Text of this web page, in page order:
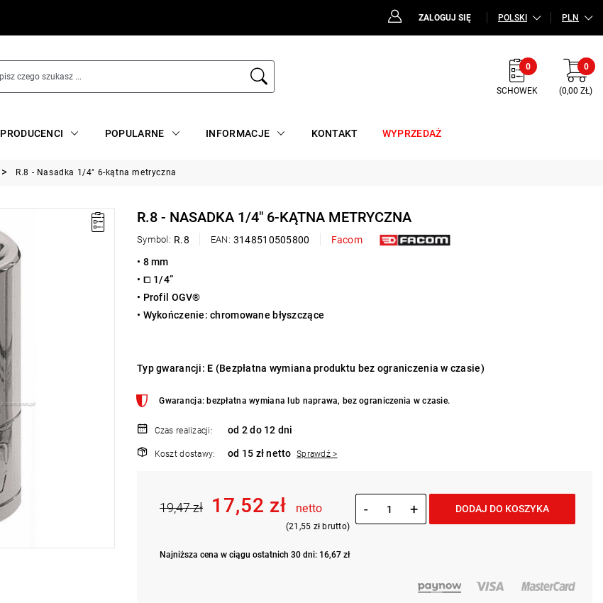
ZALOGUJ SIĘ POLSKI PLN
0
SCHOWEK
0
(0,00 ZŁ)
PRODUCENCI POPULARNE INFORMACJE KONTAKT WYPRZEDAŻ
R.8 - Nasadka 1/4" 6-kątna metryczna
R.8 - NASADKA 1/4" 6-KĄTNA METRYCZNA
Symbol: R.8 EAN: 3148510505800
Facom
• 8 mm
• ⧠ 1/4”
• Profil OGV®
• Wykończenie: chromowane błyszczące
Typ gwarancji:E (Bezpłatna wymiana produktu bez ograniczenia w czasie)
Gwarancja: bezpłatna wymiana lub naprawa, bez ograniczenia w czasie.
Czas realizacji: od 2 do 12 dni
Koszt dostawy: od 15 zł netto Sprawdź >
19,47 zł 17,52 zł netto
(21,55 zł brutto)
Najniższa cena w ciągu ostatnich 30 dni: 16,67 zł
- + DODAJ DO KOSZYKA